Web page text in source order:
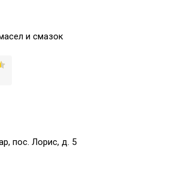
и смазок
пос. Лорис, д. 5